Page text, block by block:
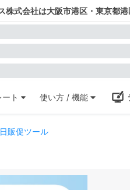
株式会社は大阪市港区・東京都
ト 使い方 / 機能
販促ツール